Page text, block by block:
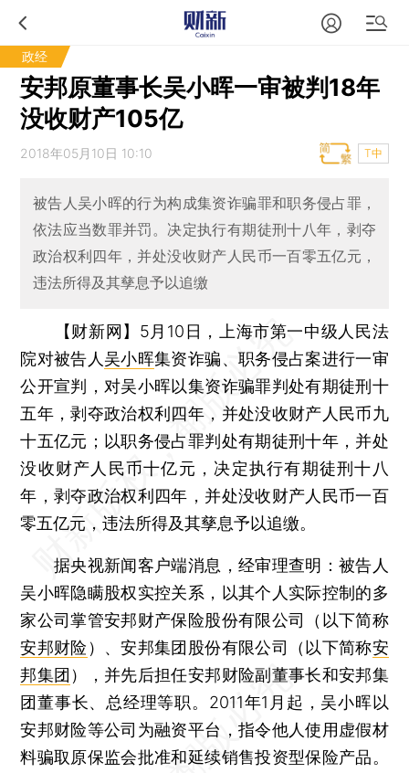
政经
安邦原董事长吴小晖一审被判18年
没收财产105亿
2018年05月10日 10:10 T中
被告人吴小晖的行为构成集资诈骗罪和职务侵占罪，
依法应当数罪并罚。决定执行有期徒刑十八年，剥夺
政治权利四年，并处没收财产人民币一百零五亿元，
违法所得及其孳息予以追缴
【财新网】 5月10日，上海市第一中级人民法
院对被告人 吴小晖集资诈骗、职务侵占案进行一审
公开宣判，对吴小晖以集资诈骗罪判处有期徒刑十
五年，剥夺政治权利四年，并处没收财产人民币九
十五亿元；以职务侵占罪判处有期徒刑十年，并处
没收财产人民币十亿元，决定执行有期徒刑十八
年，剥夺政治权利四年，并处没收财产人民币一百
零五亿元，违法所得及其孳息予以追缴。
据央视新闻客户端消息，经审理查明：被告人
吴小晖隐瞒股权实控关系，以其个人实际控制的多
家公司掌管安邦财产保险股份有限公司（以下简称
安邦财险 ）、安邦集团股份有限公司（以下简称安
邦集团 ），并先后担任安邦财险副董事长和安邦集
团董事长、总经理等职。2011年1月起，吴小晖以
安邦财险等公司为融资平台，指令他人使用虚假材
料骗取原保监会批准和延续销售投资型保险产品。